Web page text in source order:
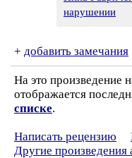
нарушении
+ добавить замечания
На это произведение
отображается
списке.
Написать рецензию
Другие произведения